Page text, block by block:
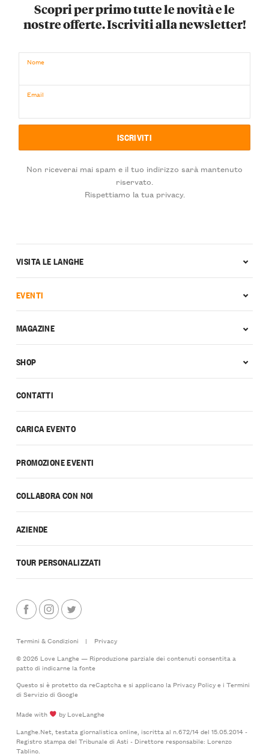
Scopri per primo tutte le novità e le
nostre offerte. Iscriviti alla newsletter!
Nome
Email
Non riceverai mai spam e il tuo indirizzo sarà mantenuto
riservato.
Rispettiamo la tua privacy.
CONTATTI
CARICA EVENTO
PROMOZIONE EVENTI
COLLABORA CON NOI
AZIENDE
TOUR PERSONALIZZATI
VISITA LE LANGHE
EVENTI
MAGAZINE
SHOP
Termini & Condizioni |
Privacy
© 2026 Love Langhe — Riproduzione parziale dei contenuti consentita a
patto di indicarne la fonte
Questo si è protetto da reCaptcha e si applicano la Privacy Policye i Termini
di Serviziodi Google
Made with
by LoveLanghe
Langhe.Net, testata giornalistica online, iscritta al n.672/14 del 15.05.2014 -
Registro stampa del Tribunale di Asti - Direttore responsabile: Lorenzo
Tablino.